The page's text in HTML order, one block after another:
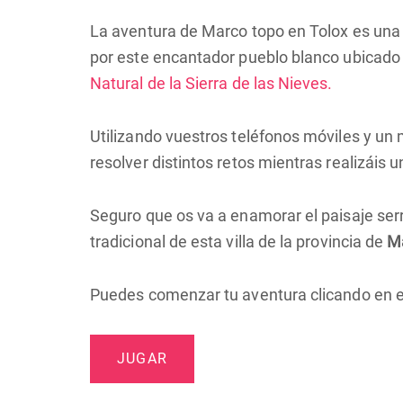
La aventura de Marco topo en Tolox es
por este encantador pueblo blanco
Natural de la Sierra de las Nieves.
Utilizando vuestros teléfonos móviles y un
resolver distintos retos mientras realizáis
Seguro que os va a enamorar el paisaje
tradicional de esta villa de la provincia de
Puedes comenzar tu aventura clicando en
JUGAR